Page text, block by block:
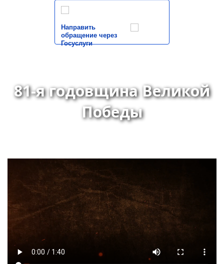
Направить
обращение через
Госуслуги
81-я годовщина Великой
Победы